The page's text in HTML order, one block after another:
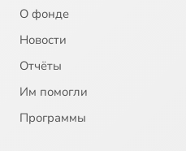
О фонде
Новости
Отчёты
Им помогли
Программы